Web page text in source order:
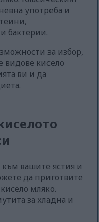
употреба и
бактерии.
за избор,
видове кисело
ви и да
вашите ястия и
да приготвите
мляко.
за хладна и